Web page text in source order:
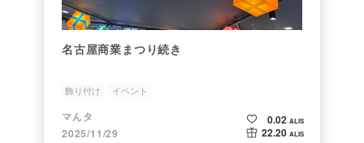
名古屋商業まつり続き
飾り付け イベント
マんタ
2025/11/29
0.02 ALIS
22.20 ALIS